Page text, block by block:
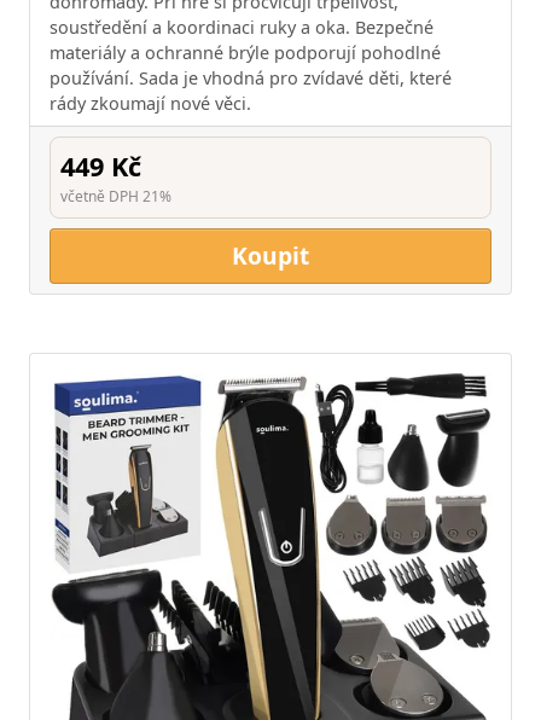
soustředění a koordinaci ruky a oka. Bezpečné
materiály a ochranné brýle podporují pohodlné
používání. Sada je vhodná pro zvídavé děti, které
rády zkoumají nové věci.
449 Kč
včetně DPH 21%
Koupit